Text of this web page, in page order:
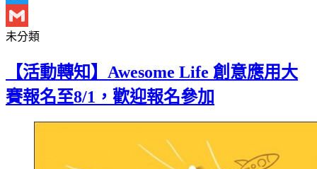
Twitter
Gmail
未分類
【活動轉知】Awesome Life 創意應用大
賽報名至8/1，歡迎報名參加